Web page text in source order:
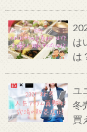
は
は
ユ
冬
買